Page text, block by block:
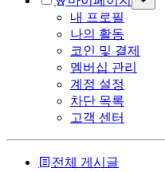
내 프로필
나의 활동
코인 및 결제
멤버십 관리
계정 설정
차단 목록
고객 센터
전체 게시글